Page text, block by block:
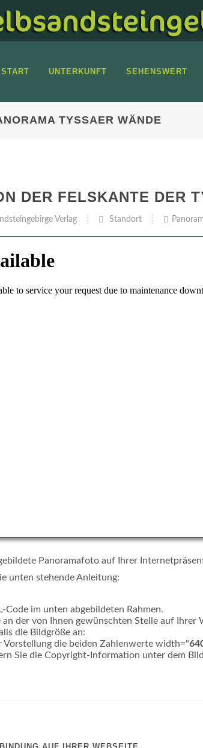
START UNTERKUNFT SEHENSWERT
TYSSAER WÄNDE
DER FELSKANTE DER
Verlag Standort
Panoramafoto auf Ihrer
unten stehende Anleitung:
Code im unten abgebildeten Rahmen.
an der von Ihnen gewünschten Stelle auf Ihrer
die Bildgröße an:
Vorstellung die beiden Zahlenwerte width="
Sie die Copyright-Information unter dem